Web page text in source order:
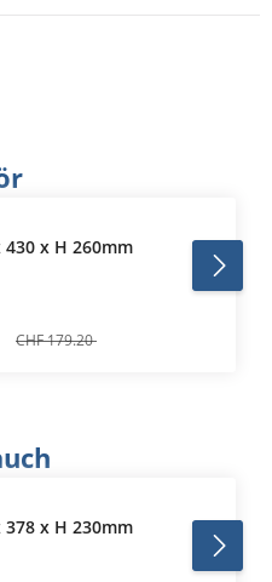
430 x H 260mm
CHF 179.20
378 x H 230mm